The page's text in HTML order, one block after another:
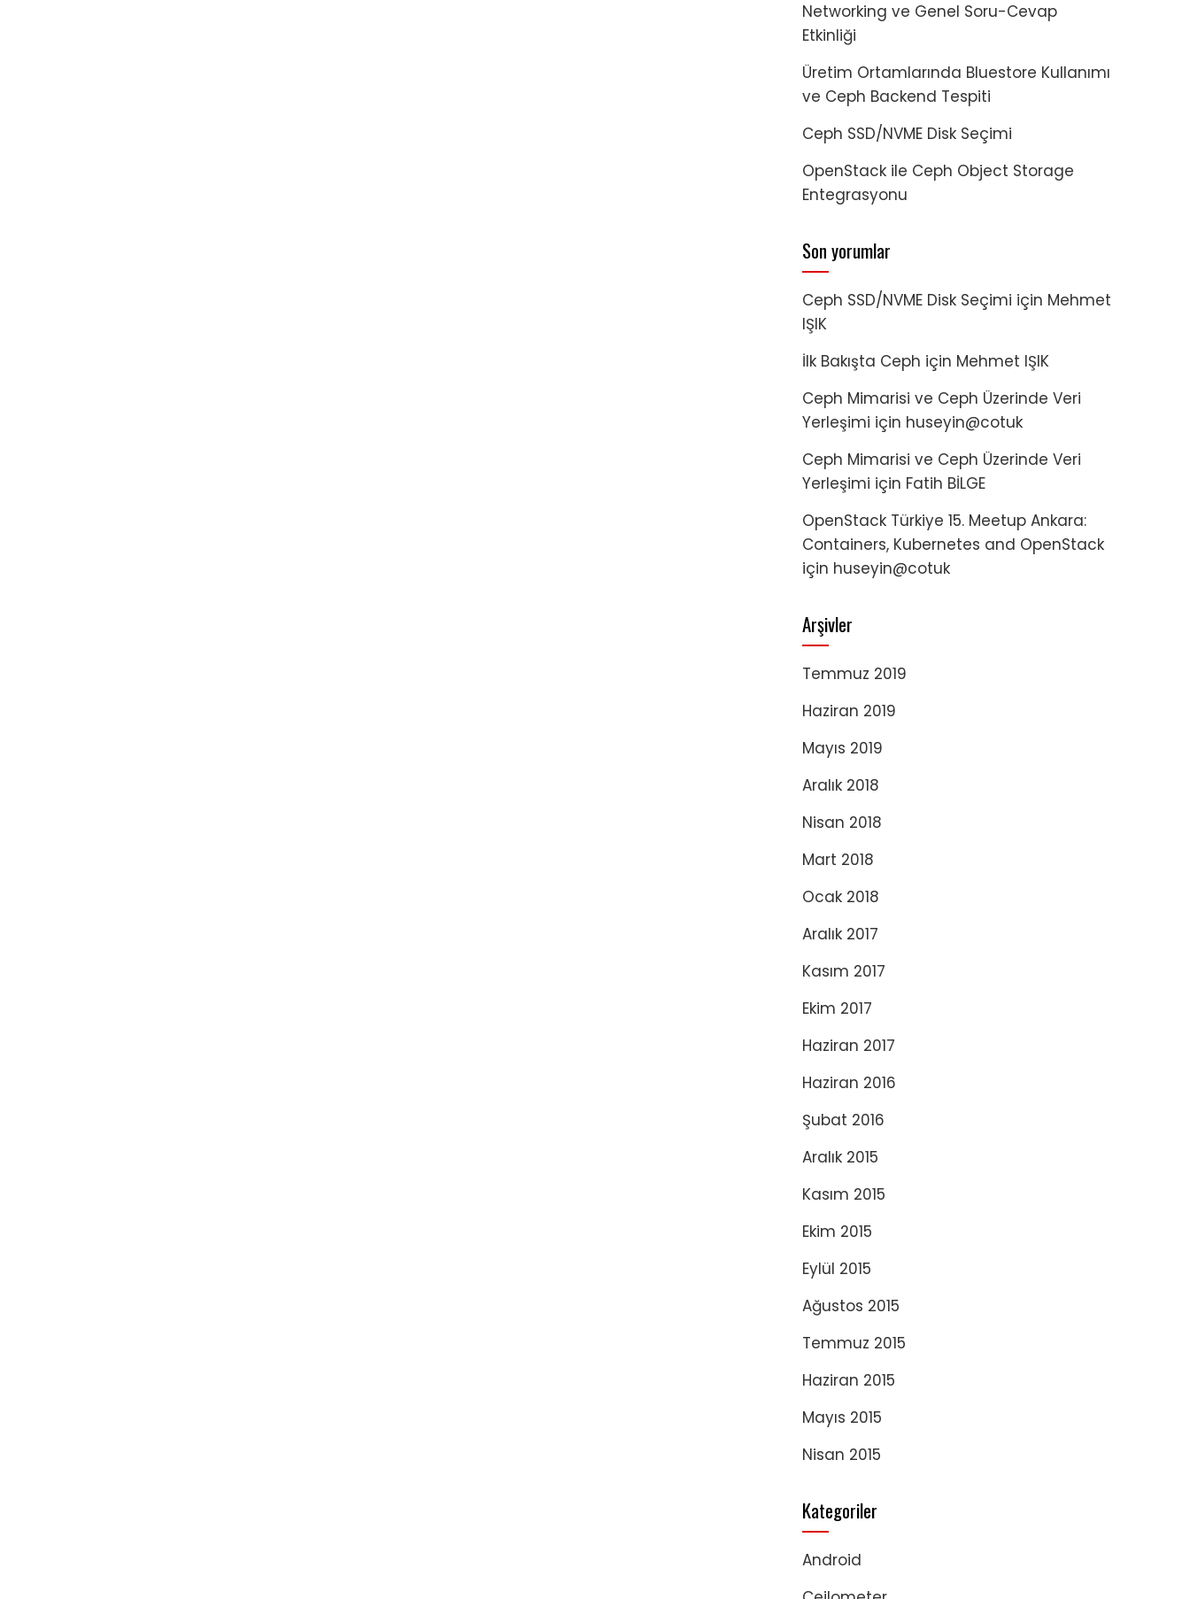
Networking ve Genel Soru-Cevap
Etkinliği
Üretim Ortamlarında Bluestore Kullanımı
ve Ceph Backend Tespiti
Ceph SSD/NVME Disk Seçimi
OpenStack ile Ceph Object Storage
Entegrasyonu
Son yorumlar
Ceph SSD/NVME Disk Seçimi için Mehmet
IŞIK
İlk Bakışta Ceph için Mehmet IŞIK
Ceph Mimarisi ve Ceph Üzerinde Veri
Yerleşimi için huseyin@cotuk
Ceph Mimarisi ve Ceph Üzerinde Veri
Yerleşimi için Fatih BİLGE
OpenStack Türkiye 15. Meetup Ankara:
Containers, Kubernetes and OpenStack
için huseyin@cotuk
Arşivler
Temmuz 2019
Haziran 2019
Mayıs 2019
Aralık 2018
Nisan 2018
Mart 2018
Ocak 2018
Aralık 2017
Kasım 2017
Ekim 2017
Haziran 2017
Haziran 2016
Şubat 2016
Aralık 2015
Kasım 2015
Ekim 2015
Eylül 2015
Ağustos 2015
Temmuz 2015
Haziran 2015
Mayıs 2015
Nisan 2015
Kategoriler
Android